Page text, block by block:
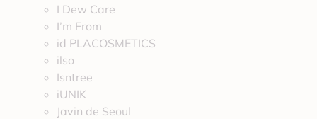
I Dew Care
I’m From
id PLACOSMETICS
ilso
Isntree
iUNIK
Javin de Seoul